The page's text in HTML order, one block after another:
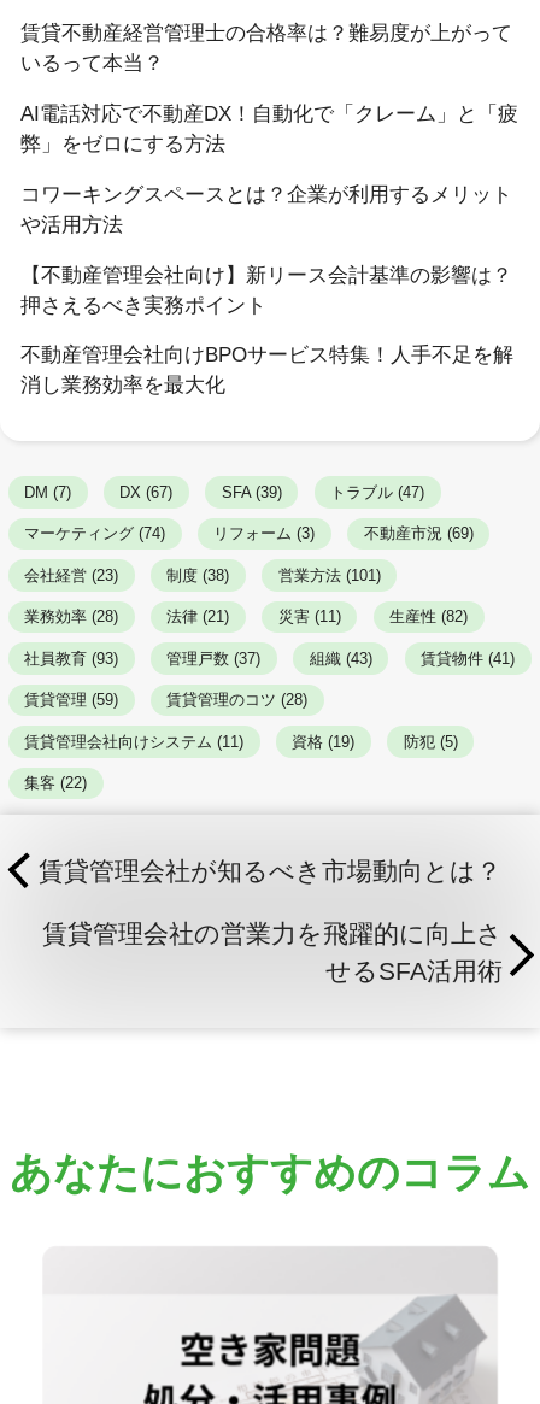
賃貸不動産経営管理士の合格率は？難易度が上がって
いるって本当？
AI電話対応で不動産DX！自動化で「クレーム」と「疲
弊」をゼロにする方法
コワーキングスペースとは？企業が利用するメリット
や活用方法
【不動産管理会社向け】新リース会計基準の影響は？
押さえるべき実務ポイント
不動産管理会社向けBPOサービス特集！人手不足を解
消し業務効率を最大化
DM (7) DX (67) SFA (39) トラブル (47)
マーケティング (74) リフォーム (3) 不動産市況 (69)
会社経営 (23) 制度 (38) 営業方法 (101)
業務効率 (28) 法律 (21) 災害 (11) 生産性 (82)
社員教育 (93) 管理戸数 (37) 組織 (43) 賃貸物件 (41)
賃貸管理 (59) 賃貸管理のコツ (28)
賃貸管理会社向けシステム (11) 資格 (19) 防犯 (5)
集客 (22)
賃貸管理会社が知るべき市場動向とは？
賃貸管理会社の営業力を飛躍的に向上さ
せるSFA活用術
あなたにおすすめのコラム